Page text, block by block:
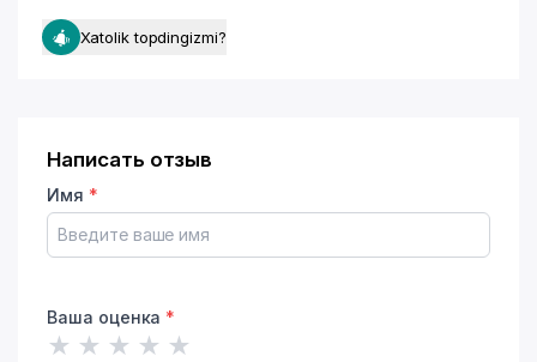
Xatolik topdingizmi?
Написать отзыв
Имя *
Ваша оценка *
★ ★ ★ ★ ★